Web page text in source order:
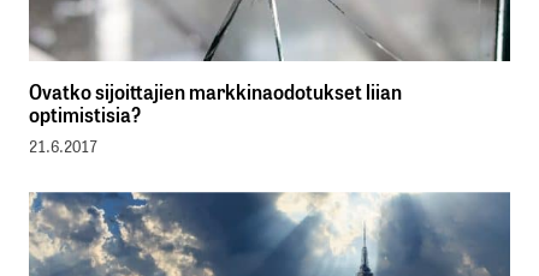
Ovatko sijoittajien markkinaodotukset liian
optimistisia?
21.6.2017